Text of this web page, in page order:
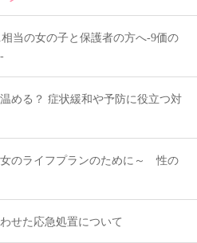
当の女の子と保護者の方へ-9価の
める？ 症状緩和や予防に役立つ対
女のライフプランのために～ 性の
せた応急処置について